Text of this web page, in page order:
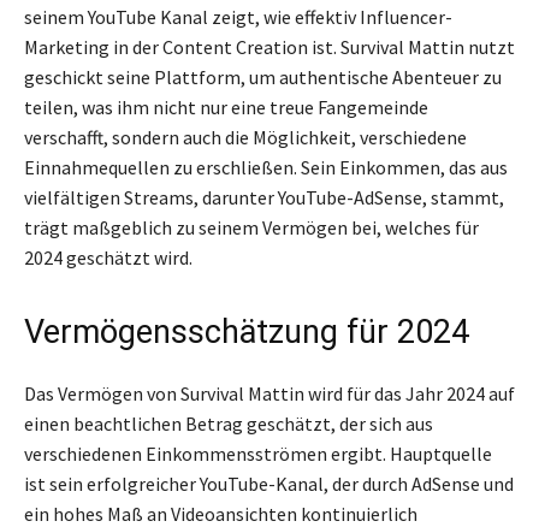
seinem YouTube Kanal zeigt, wie effektiv Influencer-
Marketing in der Content Creation ist. Survival Mattin nutzt
geschickt seine Plattform, um authentische Abenteuer zu
teilen, was ihm nicht nur eine treue Fangemeinde
verschafft, sondern auch die Möglichkeit, verschiedene
Einnahmequellen zu erschließen. Sein Einkommen, das aus
vielfältigen Streams, darunter YouTube-AdSense, stammt,
trägt maßgeblich zu seinem Vermögen bei, welches für
2024 geschätzt wird.
Vermögensschätzung für 2024
Das Vermögen von Survival Mattin wird für das Jahr 2024 auf
einen beachtlichen Betrag geschätzt, der sich aus
verschiedenen Einkommensströmen ergibt. Hauptquelle
ist sein erfolgreicher YouTube-Kanal, der durch AdSense und
ein hohes Maß an Videoansichten kontinuierlich